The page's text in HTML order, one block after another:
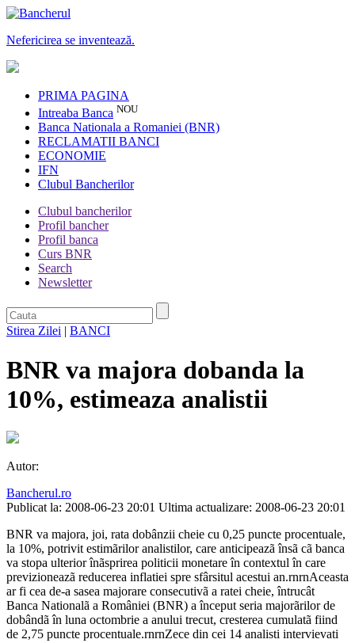
Nefericirea se inventează.
PRIMA PAGINA
Intreaba Banca NOU
Banca Nationala a Romaniei (BNR)
RECLAMATII BANCI
ECONOMIE
IFN
Clubul Bancherilor
Clubul bancherilor
Profil bancher
Profil banca
Curs BNR
Search
Newsletter
Stirea Zilei | BANCI
BNR va majora dobanda la
10%, estimeaza analistii
Autor:
Bancherul.ro
Publicat la: 2008-06-23 20:01 Ultima actualizare: 2008-06-23 20:01
BNR va majora, joi, rata dobânzii cheie cu 0,25 puncte procentuale,
la 10%, potrivit estimãrilor analistilor, care anticipeazã însã cã banca
va stopa ulterior înãsprirea politicii monetare în contextul în care
previzioneazã reducerea inflatiei spre sfârsitul acestui an.rnrnAceasta
ar fi cea de-a sasea majorare consecutivã a ratei cheie, întrucât
Banca Nationalã a României (BNR) a început seria majorãrilor de
dobândã în luna octombrie a anului trecut, cresterea cumulatã fiind
de 2,75 puncte procentuale.rnrnZece din cei 14 analisti intervievati